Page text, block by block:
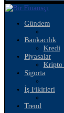
Gündem
Bankacılık
Kredi
Piyasalar
Kripto
Sigorta
İş Fikirleri
Trend